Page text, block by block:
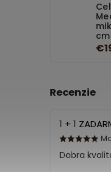
cm
Recenzie
Dobra